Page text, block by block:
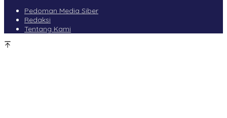
Pedoman Media Siber
Redaksi
Tentang Kami